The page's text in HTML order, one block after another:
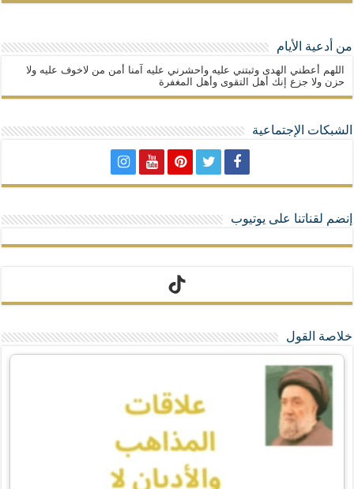
من أدعية الأيام
اللهم أعطني الهدى وثبتني عليه واحشرني عليه آمنا أمن من لاخوف عليه ولا
حزن ولا جزع إنك أهل التقوى وأهل المغفرة
الشبكات الإجتماعية
إنضم لقناتنا على يوتيوب
تيك توك
خلاصة القول